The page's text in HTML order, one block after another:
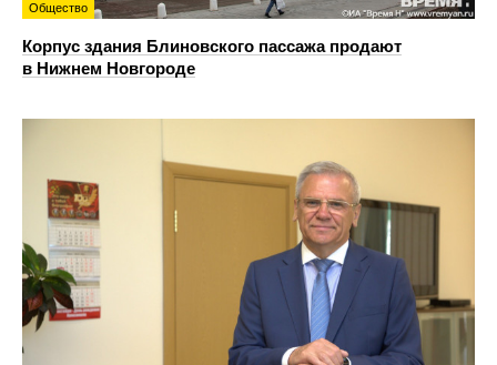
Общество
Корпус здания Блиновского пассажа продают
в Нижнем Новгороде